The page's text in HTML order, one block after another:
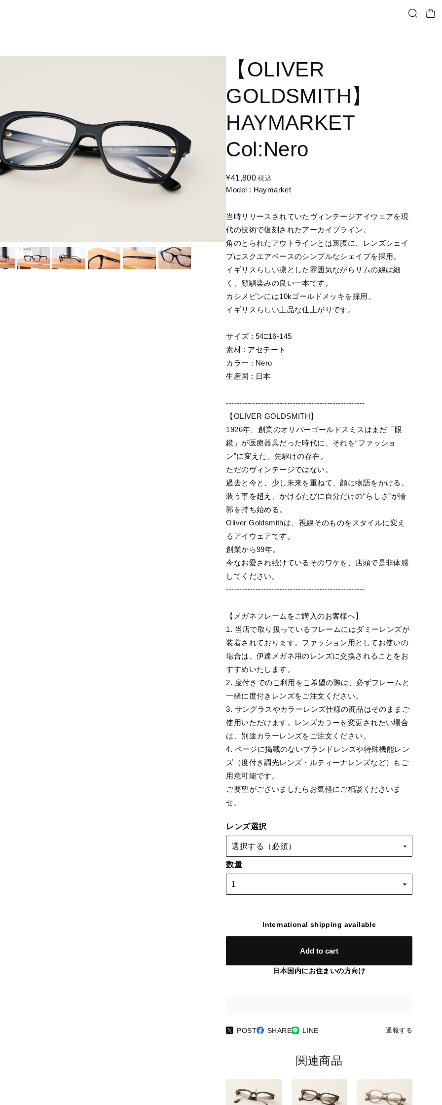
【OLIVER
GOLDSMITH】
HAYMARKET
Col:Nero
¥41,800 税込
Model : Haymarket
当時リリースされていたヴィンテージアイウェアを現
代の技術で復刻されたアーカイブライン。
角のとられたアウトラインとは裏腹に、レンズシェイ
プはスクエアベースのシンプルなシェイプを採用。
イギリスらしい凛とした雰囲気ながらリムの線は細
く、顔馴染みの良い一本です。
カシメピンには10kゴールドメッキを採用。
イギリスらしい上品な仕上がりです。
サイズ : 54□16-145
素材 : アセテート
カラー : Nero
生産国 : 日本
----------------------------------------------------
【OLIVER GOLDSMITH】
1926年、創業のオリバーゴールドスミスはまだ「眼
鏡」が医療器具だった時代に、それを“ファッショ
ン”に変えた、先駆けの存在。
ただのヴィンテージではない。
過去と今と、少し未来を重ねて、顔に物語をかける。
装う事を超え、かけるたびに自分だけの“らしさ”が輪
郭を持ち始める。
Oliver Goldsmithは、視線そのものをスタイルに変え
るアイウェアです。
創業から99年。
今なお愛され続けているそのワケを、店頭で是非体感
してください。
----------------------------------------------------
【メガネフレームをご購入のお客様へ】
1. 当店で取り扱っているフレームにはダミーレンズが
装着されております。ファッション用としてお使いの
場合は、伊達メガネ用のレンズに交換されることをお
すすめいたします。
2. 度付きでのご利用をご希望の際は、必ずフレームと
一緒に度付きレンズをご注文ください。
3. サングラスやカラーレンズ仕様の商品はそのままご
使用いただけます。レンズカラーを変更されたい場合
は、別途カラーレンズをご注文ください。
4. ページに掲載のないブランドレンズや特殊機能レン
ズ（度付き調光レンズ・ルティーナレンズなど）もご
用意可能です。
ご要望がございましたらお気軽にご相談くださいま
せ。
レンズ選択
数量
International shipping available
Add to cart
日本国内にお住まいの方向け
POST SHARE LINE 通報する
関連商品